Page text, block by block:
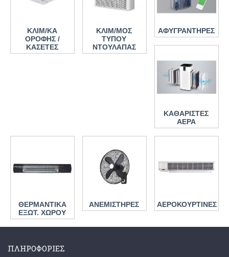
ΚΛΙΜ/ΚΑ
ΟΡΟΦΗΣ /
ΚΑΣΕΤΕΣ
ΚΛΙΜ/ΜΟΣ
ΤΥΠΟΥ
ΝΤΟΥΛΑΠΑΣ
ΑΦΥΓΡΑΝΤΗΡΕΣ
ΚΑΘΑΡΙΣΤΕΣ
ΑΕΡΑ
ΘΕΡΜΑΝΤΙΚΑ
ΕΞΩΤ. ΧΩΡΟΥ
ΑΝΕΜΙΣΤΗΡΕΣ ΑΕΡΟΚΟΥΡΤΙΝΕΣ
ΠΛΗΡΟΦΟΡΙΕΣ